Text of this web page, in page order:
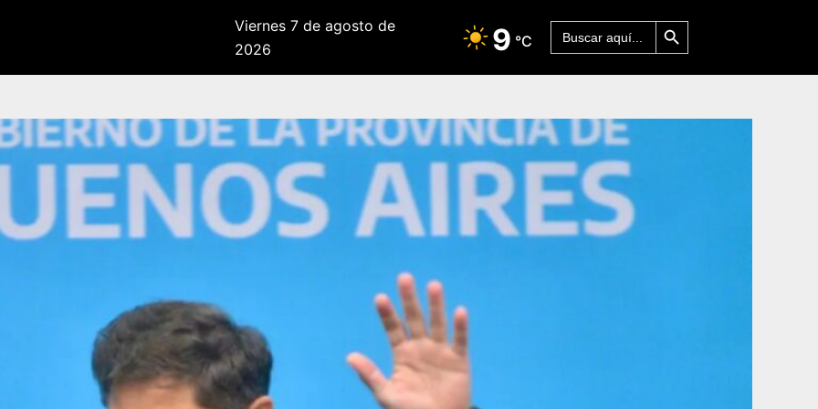
Viernes 7 de agosto de
2026
9 °C
Buscar: Botón de búsqueda